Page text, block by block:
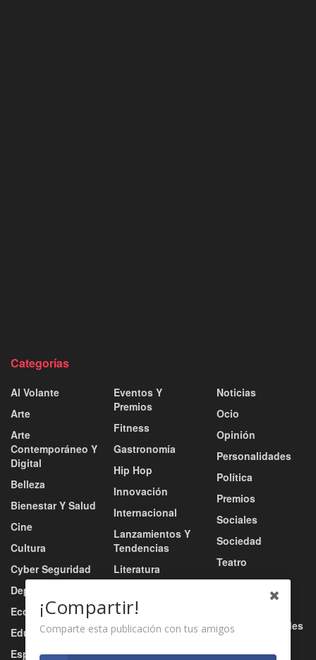
Categorías
Al Volante
Arte
Arte
Contemporáneo Y
Digital
Belleza
Bienestar Y Salud
Cine
Cultura
Cyber Seguridad
Deportes
Economía
Educación
Esports
Eventos Y
Premios
Fitness
Gastronomía
Hip Hop
Innovación
Internacional
Lanzamientos Y
Tendencias
Literatura
Música
Música Urbana
Nacional
Noticias
Ocio
Opinión
Personalidades
Política
Premios
Sociales
Sociedad
Teatro
Tecnología
Tv / Radio / Redes
¡Compartir!
Comparte esta publicación con tus amigos